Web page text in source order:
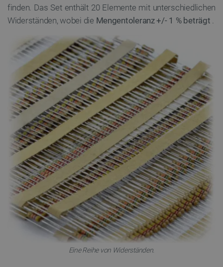
finden. Das Set enthält 20 Elemente mit unterschiedlichen
Widerständen, wobei die Mengentoleranz +/- 1 % beträgt
Eine Reihe von Widerständen.